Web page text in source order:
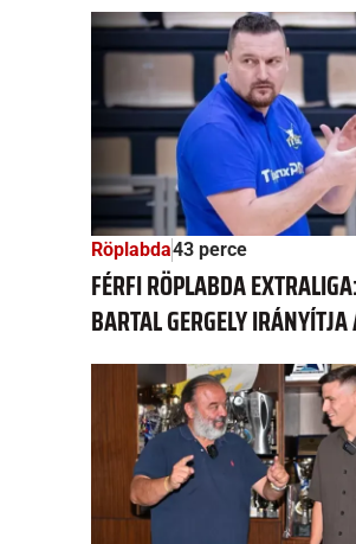
Röplabda43 perce
FÉRFI RÖPLABDA
BARTAL GERGELY